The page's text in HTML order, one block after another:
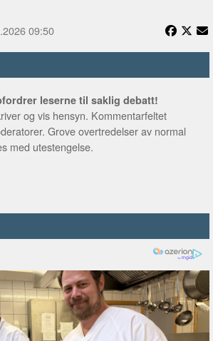
09:50
leserne til saklig debatt!
og vis hensyn. Kommentarfeltet
Grove overtredelser av normal
med utestengelse.